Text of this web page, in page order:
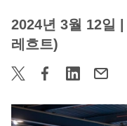
2024년 3월 12일
레흐트)